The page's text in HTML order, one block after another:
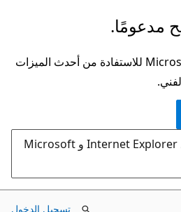
مدعومًا.
بادر بالترقية إلى Microsoft Edge للاستفادة من أحدث الميزات
مزيد من المعلومات حول Internet Explorer و Microsoft
تسجيل الدخول